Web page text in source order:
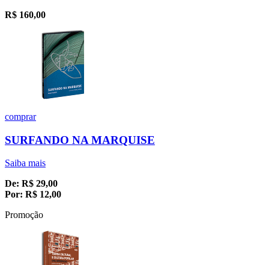
R$ 160,00
comprar
SURFANDO NA MARQUISE
Saiba mais
De: R$ 29,00
Por: R$ 12,00
Promoção